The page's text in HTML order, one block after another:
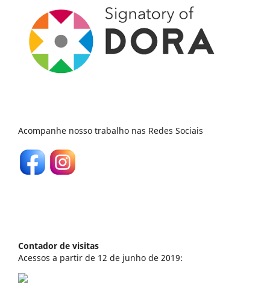
Acompanhe nosso trabalho nas Redes Sociais
Contador de visitas
Acessos a partir de 12 de junho de 2019: